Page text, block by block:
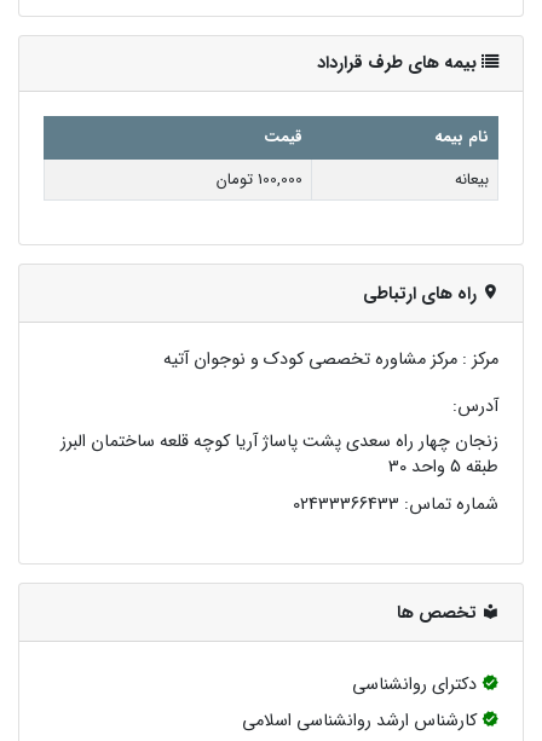
بیمه های طرف قرارداد
نام بیمه
قیمت
بيعانه
100,000 تومان
راه های ارتباطی
مرکز : مرکز مشاوره تخصصی کودک و نوجوان آتیه
آدرس:
زنجان چهار راه سعدی پشت پاساژ آریا کوچه قلعه ساختمان البرز
طبقه 5 واحد 30
شماره تماس: 02433366433
تخصص ها
دکترای روانشناسی
کارشناس ارشد روانشناسی اسلامی